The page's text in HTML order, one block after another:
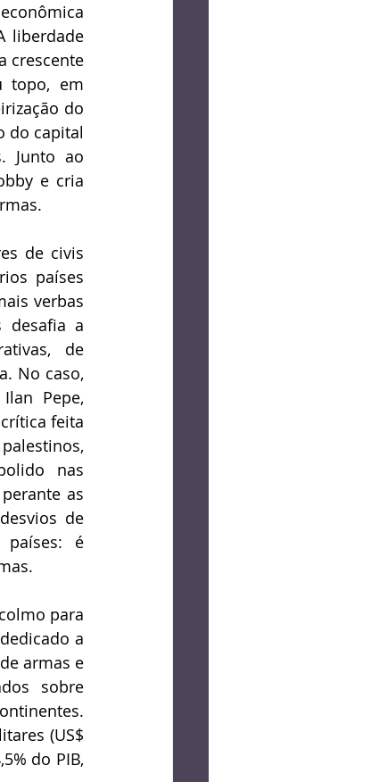
liberdade
crescente
topo, em
do
do capital
Junto ao
e cria
de civis
países
verbas
desafia a
de
No caso,
Pepe,
feita
nas
as
de
países: é
para
a
armas e
sobre
(US$
do PIB,